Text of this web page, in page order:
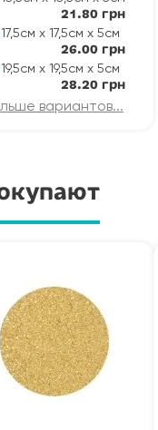
21.80 грн
17,5см х 17,5см х 5см
26.00 грн
19,5см х 19,5см х 5см
28.20 грн
вариантов...